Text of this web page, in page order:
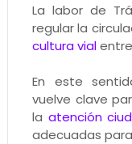
La labor de
regular la
cultura vialentre
En este
vuelve clave
la atención
adecuadas